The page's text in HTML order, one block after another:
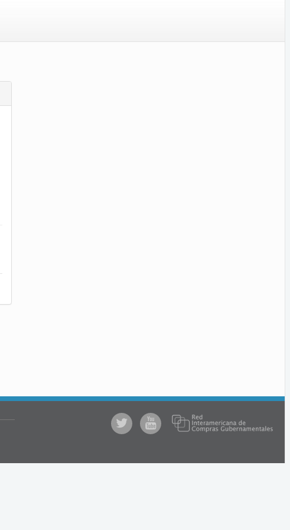
@comprasgubuy
ACCE
Youtube